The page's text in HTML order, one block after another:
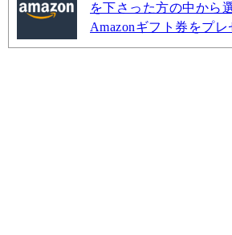
を下さった方の中から
Amazonギフト券をプレ